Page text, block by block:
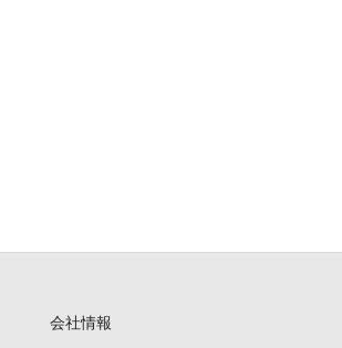
会社情報